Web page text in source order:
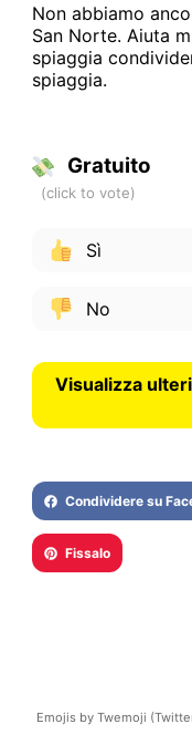
Non abbiamo
San Norte. Aiuta
spiaggia
spiaggia.
Gratuito
Sì
No
Visualizza
Condividere su
Fissalo
Emojis by Twemoji